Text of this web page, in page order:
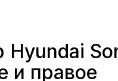
и правое